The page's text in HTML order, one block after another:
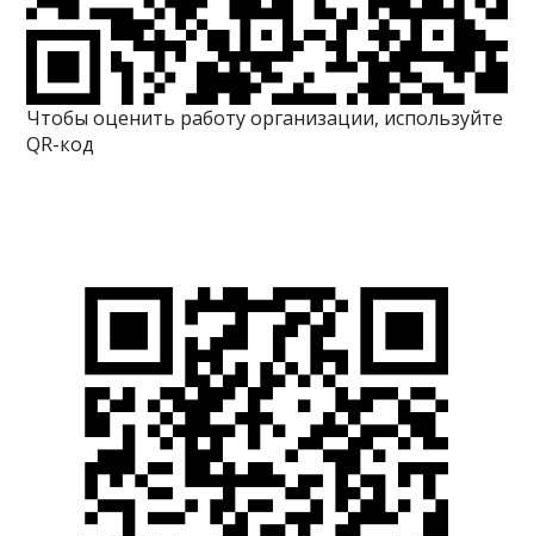
Чтобы оценить работу организации, используйте
QR-код